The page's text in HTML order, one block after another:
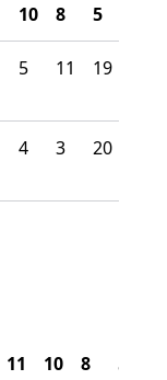
10 8 5
5 11 19
4 3 20
11 10 8 5